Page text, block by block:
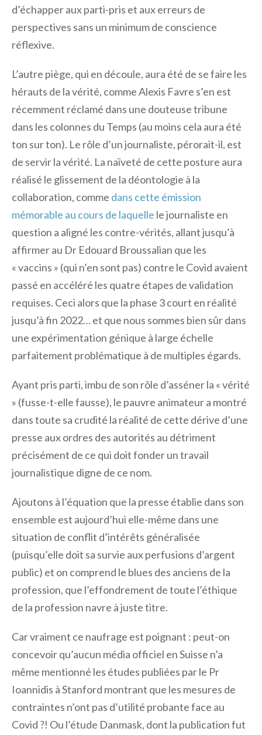
d’échapper aux parti-pris et aux erreurs de
perspectives sans un minimum de conscience
réflexive.
L’autre piège, qui en découle, aura été de se faire les
hérauts de la vérité, comme Alexis Favre s’en est
récemment réclamé dans une douteuse tribune
dans les colonnes du Temps (au moins cela aura été
ton sur ton). Le rôle d’un journaliste, pérorait-il, est
de servir la vérité. La naïveté de cette posture aura
réalisé le glissement de la déontologie à la
collaboration, comme dans cette émission
mémorable au cours de laquelle le journaliste en
question a aligné les contre-vérités, allant jusqu’à
affirmer au Dr Edouard Broussalian que les
« vaccins » (qui n’en sont pas) contre le Covid avaient
passé en accéléré les quatre étapes de validation
requises. Ceci alors que la phase 3 court en réalité
jusqu’à fin 2022… et que nous sommes bien sûr dans
une expérimentation génique à large échelle
parfaitement problématique à de multiples égards.
Ayant pris parti, imbu de son rôle d’asséner la « vérité
» (fusse-t-elle fausse), le pauvre animateur a montré
dans toute sa crudité la réalité de cette dérive d’une
presse aux ordres des autorités au détriment
précisément de ce qui doit fonder un travail
journalistique digne de ce nom.
Ajoutons à l’équation que la presse établie dans son
ensemble est aujourd’hui elle-même dans une
situation de conflit d’intérêts généralisée
(puisqu’elle doit sa survie aux perfusions d’argent
public) et on comprend le blues des anciens de la
profession, que l’effondrement de toute l’éthique
de la profession navre à juste titre.
Car vraiment ce naufrage est poignant : peut-on
concevoir qu’aucun média officiel en Suisse n’a
même mentionné les études publiées par le Pr
Ioannidis à Stanford montrant que les mesures de
contraintes n’ont pas d’utilité probante face au
Covid ?! Ou l’étude Danmask, dont la publication fut